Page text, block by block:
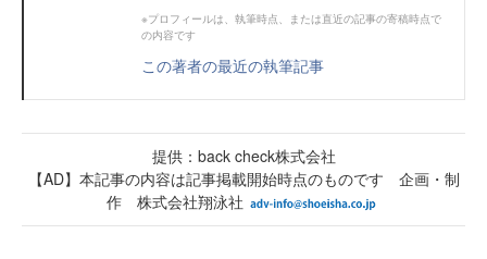
※プロフィールは、執筆時点、または直近の記事の寄稿時点で
の内容です
この著者の最近の執筆記事
提供：back check株式会社
【AD】本記事の内容は記事掲載開始時点のものです 企画・制
作 株式会社翔泳社